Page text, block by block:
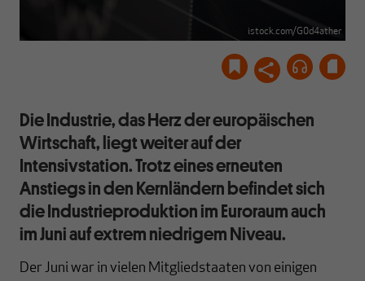
istock.com/G0d4ather
Die Industrie, das Herz der europäischen
Wirtschaft, liegt weiter auf der
Intensivstation. Trotz eines erneuten
Anstiegs in den Kernländern befindet sich
die Industrieproduktion im Euroraum auch
im Juni auf extrem niedrigem Niveau.
Der Juni war in vielen Mitgliedstaaten von einigen